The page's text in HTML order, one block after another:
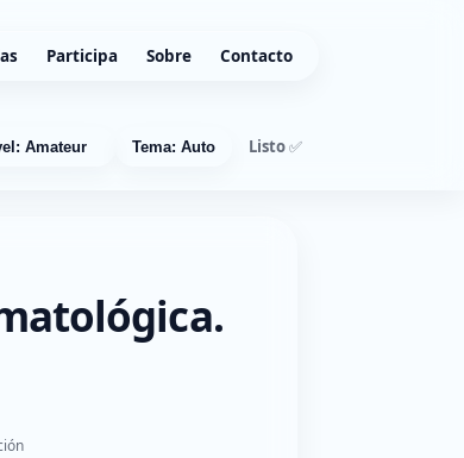
Participa Sobre Contacto
Amateur Tema: Auto Listo ✅